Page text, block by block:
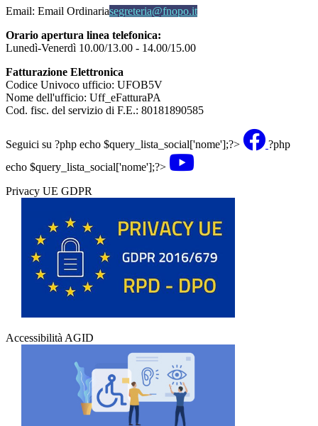
Email: Email Ordinariasegreteria@fnopo.it
Orario apertura linea telefonica:
Lunedì-Venerdì 10.00/13.00 - 14.00/15.00
Fatturazione Elettronica
Codice Univoco ufficio: UFOB5V
Nome dell'ufficio: Uff_eFatturaPA
Cod. fisc. del servizio di F.E.: 80181890585
Seguici su ?php echo $query_lista_social['nome'];?>
?php
echo $query_lista_social['nome'];?>
Privacy UE GDPR
Accessibilità AGID